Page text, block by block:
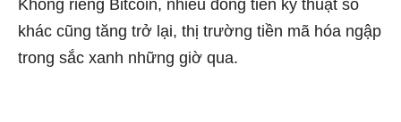
Không riêng Bitcoin, nhiều đồng tiền kỹ thuật số
khác cũng tăng trở lại, thị trường tiền mã hóa ngập
trong sắc xanh những giờ qua.